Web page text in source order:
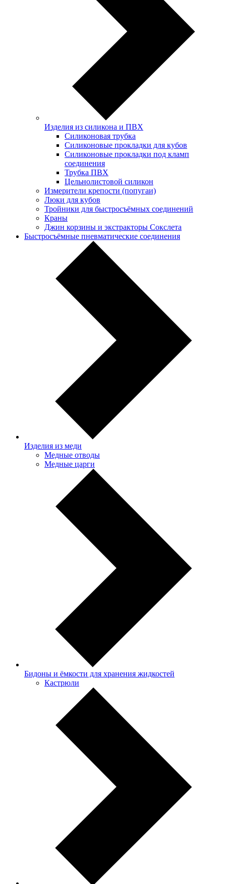
Изделия из силикона и ПВХ
Силиконовая трубка
Силиконовые прокладки для кубов
Силиконовые прокладки под кламп
соединения
Трубка ПВХ
Цельнолистовой силикон
Измерители крепости (попугаи)
Люки для кубов
Тройники для быстросъёмных соединений
Краны
Джин корзины и экстракторы Сокслета
Быстросъёмные пневматические соединения
Изделия из меди
Медные отводы
Медные царги
Бидоны и ёмкости для хранения жидкостей
Кастрюли